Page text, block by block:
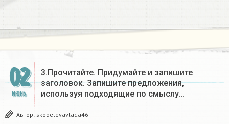
02
ИЮНЬ
3.Прочитайте. Придумайте и запишите
заголовок. Запишите предложения,
используя подходящие по смыслу…
Автор: skobelevavlada46